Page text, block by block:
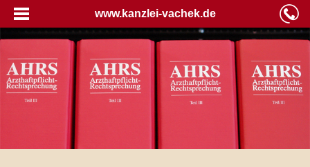
www.kanzlei-vachek.de